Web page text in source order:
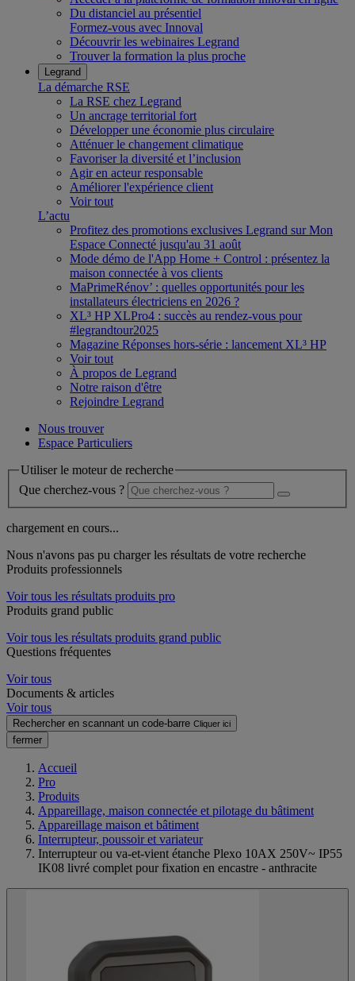
Du distanciel au présentiel
Formez-vous avec Innoval
Découvrir les webinaires Legrand
Trouver la formation la plus proche
Legrand
La démarche RSE
La RSE chez Legrand
Un ancrage territorial fort
Développer une économie plus circulaire
Atténuer le changement climatique
Favoriser la diversité et l’inclusion
Agir en acteur responsable
Améliorer l'expérience client
Voir tout
L’actu
Profitez des promotions exclusives Legrand sur Mon
Espace Connecté jusqu'au 31 août
Mode démo de l'App Home + Control : présentez la
maison connectée à vos clients
MaPrimeRénov’ : quelles opportunités pour les
installateurs électriciens en 2026 ?
XL³ HP XLPro4 : succès au rendez-vous pour
#legrandtour2025
Magazine Réponses hors-série : lancement XL³ HP
Voir tout
À propos de Legrand
Notre raison d'être
Rejoindre Legrand
Nous trouver
Espace Particuliers
Utiliser le moteur de recherche
Que cherchez-vous ?
chargement en cours...
Nous n'avons pas pu charger les résultats de votre recherche
Produits professionnels
Voir tous les résultats produits pro
Produits grand public
Voir tous les résultats produits grand public
Questions fréquentes
Voir tous
Documents & articles
Voir tous
Rechercher en scannant un code-barre Cliquer ici
fermer
Accueil
Pro
Produits
Appareillage, maison connectée et pilotage du bâtiment
Appareillage maison et bâtiment
Interrupteur, poussoir et variateur
Interrupteur ou va-et-vient étanche Plexo 10AX 250V~ IP55
IK08 livré complet pour fixation en encastre - anthracite